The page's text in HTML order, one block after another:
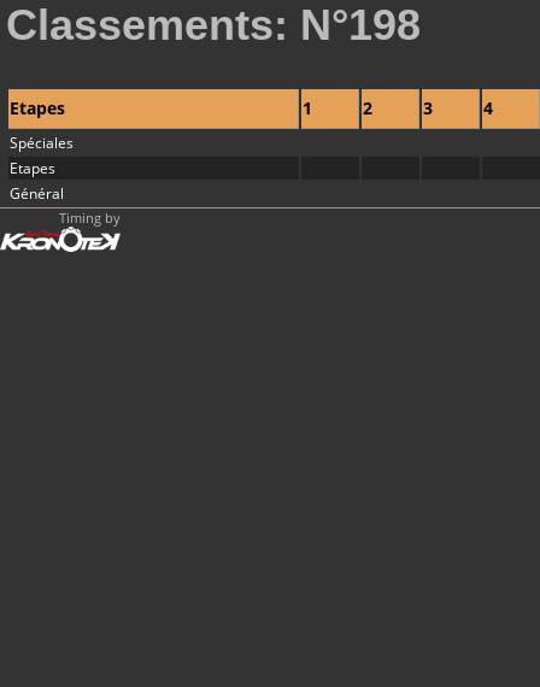
Classements: N°198
Etapes 1 2 3 4
Spéciales
Etapes
Général
Timing by